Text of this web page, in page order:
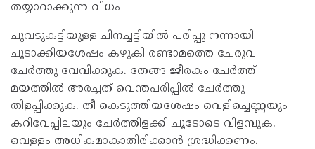
തയ്യാറാക്കുന്ന വിധം
ചുവടുകട്ടിയുളള ചിനച്ചട്ടിയിൽ പരിപ്പു നന്നായി
ചൂടാക്കിയശേഷം കഴുകി രണ്ടാമത്തെ ചേരുവ
ചേർത്തു വേവിക്കുക. തേങ്ങ ജീരകം ചേർത്ത്
മയത്തിൽ അരച്ചത് വെന്തപരിപ്പിൽ ചേർത്തു
തിളപ്പിക്കുക. തീ കെടുത്തിയശേഷം വെളിച്ചെണ്ണയും
കറിവേപ്പിലയും ചേർത്തിളക്കി ചൂടോടെ വിളമ്പുക.
വെള്ളം അധികമാകാതിരിക്കാൻ ശ്രദ്ധിക്കണം.